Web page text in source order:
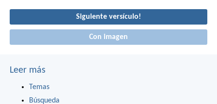
Siguiente versículo!
Con imagen
Leer más
Temas
Búsqueda